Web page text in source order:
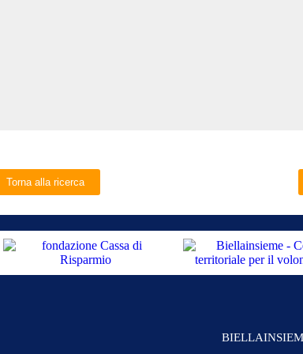
Torna alla ricerca